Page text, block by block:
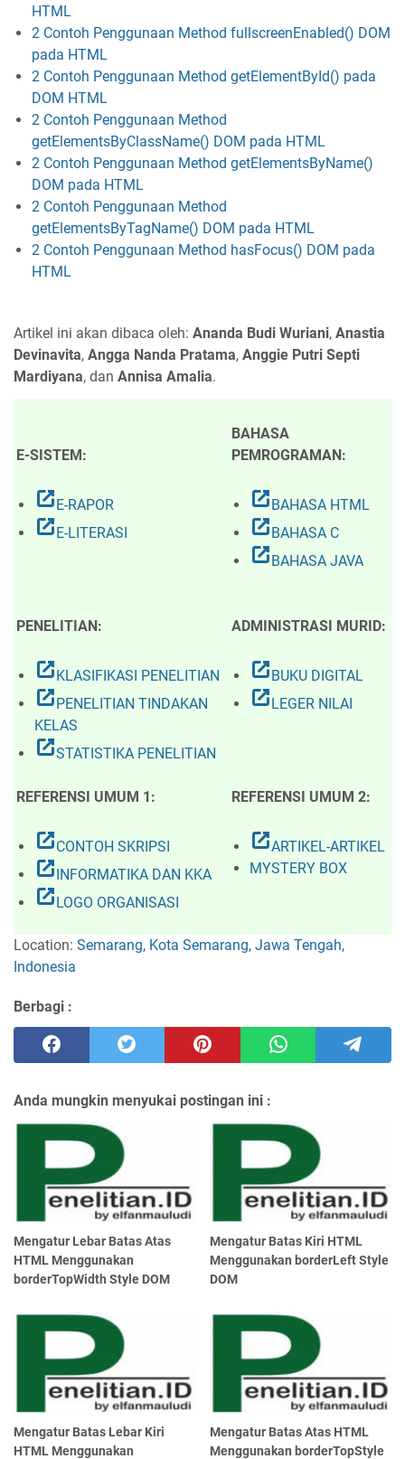
HTML
2 Contoh Penggunaan Method fullscreenEnabled() DOM
pada HTML
2 Contoh Penggunaan Method getElementById() pada
DOM HTML
2 Contoh Penggunaan Method
getElementsByClassName() DOM pada HTML
2 Contoh Penggunaan Method getElementsByName()
DOM pada HTML
2 Contoh Penggunaan Method
getElementsByTagName() DOM pada HTML
2 Contoh Penggunaan Method hasFocus() DOM pada
HTML
Artikel ini akan dibaca oleh: Ananda Budi Wuriani, Anastia
Devinavita, Angga Nanda Pratama, Anggie Putri Septi
Mardiyana, dan Annisa Amalia.
E-SISTEM:
BAHASA
PEMROGRAMAN:
open_in_new E-RAPOR
open_in_new E-LITERASI
open_in_new BAHASA HTML
open_in_new BAHASA C
open_in_new BAHASA JAVA
PENELITIAN: ADMINISTRASI MURID:
open_in_new KLASIFIKASI PENELITIAN
open_in_new PENELITIAN TINDAKAN
KELAS
open_in_newSTATISTIKA PENELITIAN
open_in_new BUKU DIGITAL
open_in_new LEGER NILAI
REFERENSI UMUM 1: REFERENSI UMUM 2:
open_in_newCONTOH SKRIPSI
open_in_new INFORMATIKA DAN KKA
open_in_new LOGO ORGANISASI
open_in_newARTIKEL-ARTIKEL
MYSTERY BOX
Location: Semarang, Kota Semarang, Jawa Tengah,
Indonesia
Berbagi :
Anda mungkin menyukai postingan ini :
Mengatur Lebar Batas Atas
HTML Menggunakan
borderTopWidth Style DOM
Mengatur Batas Kiri HTML
Menggunakan borderLeft Style
DOM
Mengatur Batas Lebar Kiri
HTML Menggunakan
Mengatur Batas Atas HTML
Menggunakan borderTopStyle